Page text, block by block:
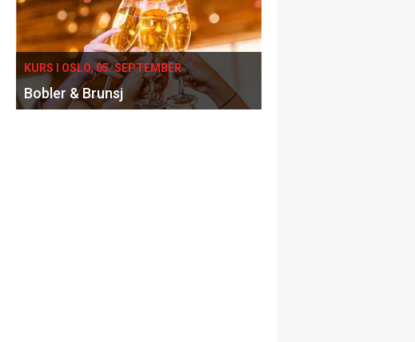
KURS I OSLO, 05. SEPTEMBER
Bobler & Brunsj